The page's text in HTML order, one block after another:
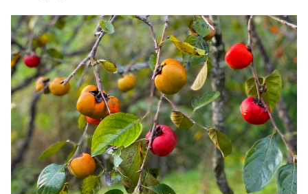
Bưu chính, Viễn thông
Sở hữu trí tuệ
Tiêu chuẩn, đo lường, chất lượng
Năng lượng nguyên tử
Tin tổng hợp
Văn bản chỉ đạo điều hành
Lấy ý kiến người dân về dự thảo VBQPPL
THỐNG KÊ
Khoa học và Công nghệ
Đổi mới sáng tạo
Chuyển đổi số
Bưu chính, Viễn thông
Multimedia
THƯ ĐIỆN TỬ
Khác
Videos
Infographic